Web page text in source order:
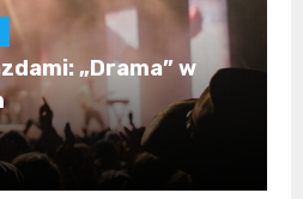
„Drama” w